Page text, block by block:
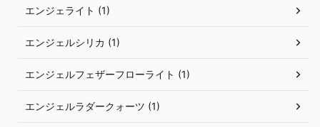
エンジェライト (1)
エンジェルシリカ (1)
エンジェルフェザーフローライト (1)
エンジェルラダークォーツ (1)